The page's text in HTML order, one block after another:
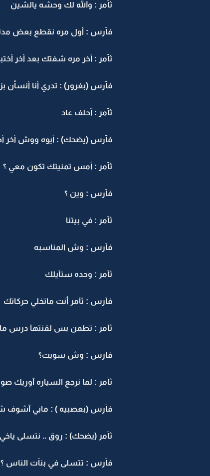
ثآمر : والله لك وحشه يالشين
فآرس : أول مره نقطع بعض
ثآمر : أخر مره شفتك بعد أخر
فآرس (بغرور) : تدري أنا أنسأن
ثآمر : آحلف عاد
فآرس (يضحك) : أيوه ووش أخر
ثآمر : أمس تمنيتك تكون معي ؟
فآرس : وين ؟
ثآمر : في بيتنا
فآرس : وش المناسبه
ثآمر : وحده ستآيلك
فآرس : ثآمر أنت ماتخلي حركاتك
ثآمر : تطمن بس لقنتهآ درس
فآرس : وش سويت؟
ثآمر : لما نرجع السياره آوريك
فآرس (بعصبيه ) : مابي آشوف شي
ثآمر (يضحك) : روق .. نتسلى ياخي
فآرس : تتسلى في بنآت الناس ؟